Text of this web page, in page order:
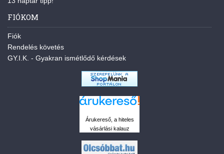
FIÓKOM
Fiók
Rendelés követés
GY.I.K. - Gyakran ismétlődő kérdések
Árukereső, a hiteles
vásárlási kalauz